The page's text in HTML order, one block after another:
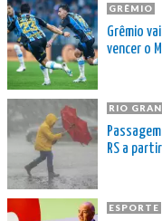
GRÊMIO
Grêmio
vencer o
RIO
RS a
ESPORTE